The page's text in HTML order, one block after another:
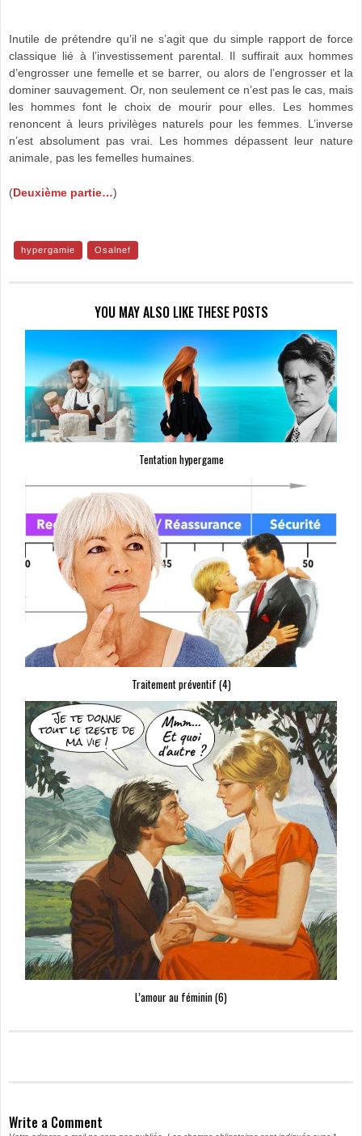
Inutile de prétendre qu’il ne s’agit que du simple rapport de force
classique lié à l’investissement parental. Il suffirait aux hommes
d’engrosser une femelle et se barrer, ou alors de l’engrosser et la
dominer sauvagement. Or, non seulement ce n’est pas le cas, mais
les hommes font le choix de mourir pour elles. Les hommes
renoncent à leurs privilèges naturels pour les femmes. L’inverse
n’est absolument pas vrai. Les hommes dépassent leur nature
animale, pas les femelles humaines.
( Deuxième partie…)
hypergamie Osalnef
YOU MAY ALSO LIKE THESE POSTS
Tentation hypergame
Traitement préventif (4)
L’amour au féminin (6)
Write a Comment